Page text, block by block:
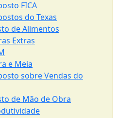
FICA
do Texas
de Alimentos
Extras
e Meia
sobre Vendas do
de Mão de Obra